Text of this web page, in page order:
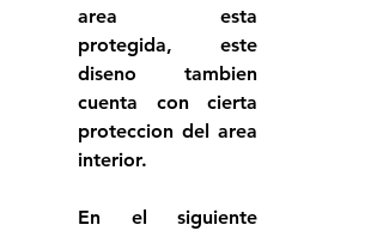
area esta
protegida, este
diseno tambien
cuenta con cierta
proteccion del area
interior.
En el siguiente